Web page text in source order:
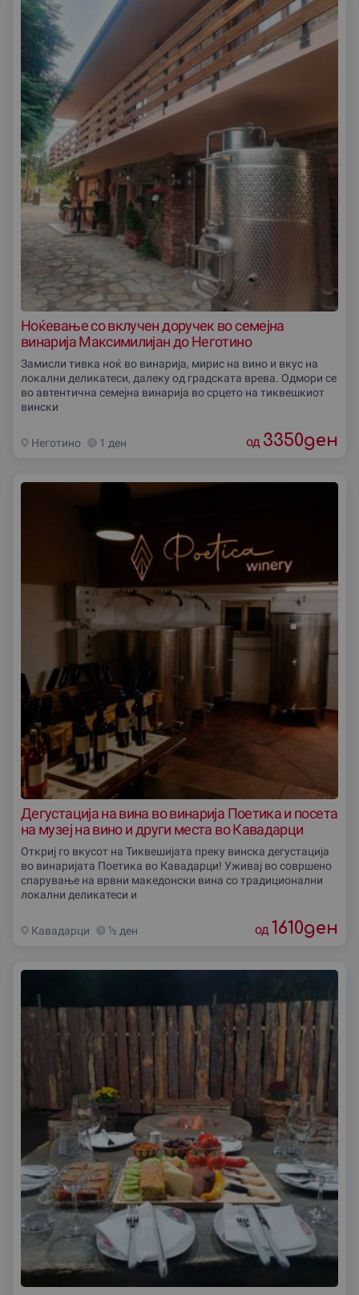
Ноќевање со вклучен доручек во семејна
винарија Максимилијан до Неготино
Замисли тивка ноќ во винарија, мирис на вино и вкус на
локални деликатеси, далеку од градската врева. Одмори се
во автентична семејна винарија во срцето на тиквешкиот
вински
Неготино 1 ден од 3350ден
Дегустација на вина во винариjа Поетика и посета
на музеj на вино и други места во Кавадарци
Откриј го вкусот на Тиквешијата преку винска дегустација
во винаријата Поетика во Кавадарци! Уживај во совршено
спарување на врвни македонски вина со традиционални
локални деликатеси и
Кавадарци ½ ден од 1610ден